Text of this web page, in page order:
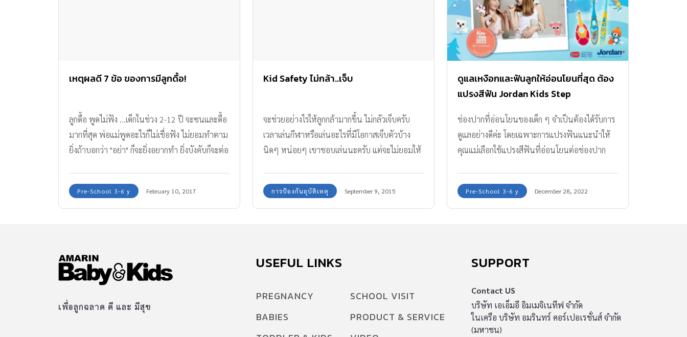
เหตุผลดี 7 ข้อ ของการมีลูกดื้อ!
ลูกดื้อ พูดไม่ฟัง ...เด็กในช่วง 2-12 ปี จะซนและดื้อ
มากที่สุด พ่อแม่พูดอะไรก็ไม่เชื่อฟัง ไม่ยอมทำตาม
ยิ่งถ้าบอกว่า "อย่า" ก็จะยิ่งอยากทำ ยิ่งบังคับก็จะต่อ
Pre-School 3-6 y February 10, 2017
Kid Safety ไม่กล้า..เจ็บ
จะช่วยอย่างไรให้ลูกกล้ามากขึ้น ไม่กลัวเจ็บครับ
เวลาเล่นกีฬาหรือเล่นอะไรที่มีโอกาสเจ็บตัวบ้าง
นิดๆ หน่อยๆ เขาชอบเล่นนะครับ แต่จะไม่ยอมให้
การป้องกันอุบัติเหตุ September 9, 2015
ดูแลเหงือกและฟันลูกให้อ่อนโยนที่สุด ต้อง
แปรงสีฟัน Jordan Kids Step
ช่องปากที่อ่อนโยนของเด็ก ๆ จำเป็นต้องได้รับการ
ดูแลอย่างดีค่ะ โดยเฉพาะการแปรงฟันแนะนำให้
คุณแม่เลือกใช้แปรงสีฟันที่อ่อนโยนต่อช่องปาก
บรรณาธิการ Amarin Baby & Kids มีไอเทมดูแล
ช่องปากที่อ่อนโยน ออกแบบมาสำหรับเด็ก 3 ช่วง
Pre-School 3-6 y December 28, 2022
เพื่อลูกฉลาด ดี และ มีสุข
USEFUL LINKS
PREGNANCY
BABIES
SCHOOL VISIT
PRODUCT & SERVICE
SUPPORT
Contact US
บริษัท เอเอ็มอี อิมเมจิเนทีฟ จำกัด
ในเครือ บริษัท อมรินทร์ คอร์เปอเรชั่นส์ จำกัด
(มหาชน)